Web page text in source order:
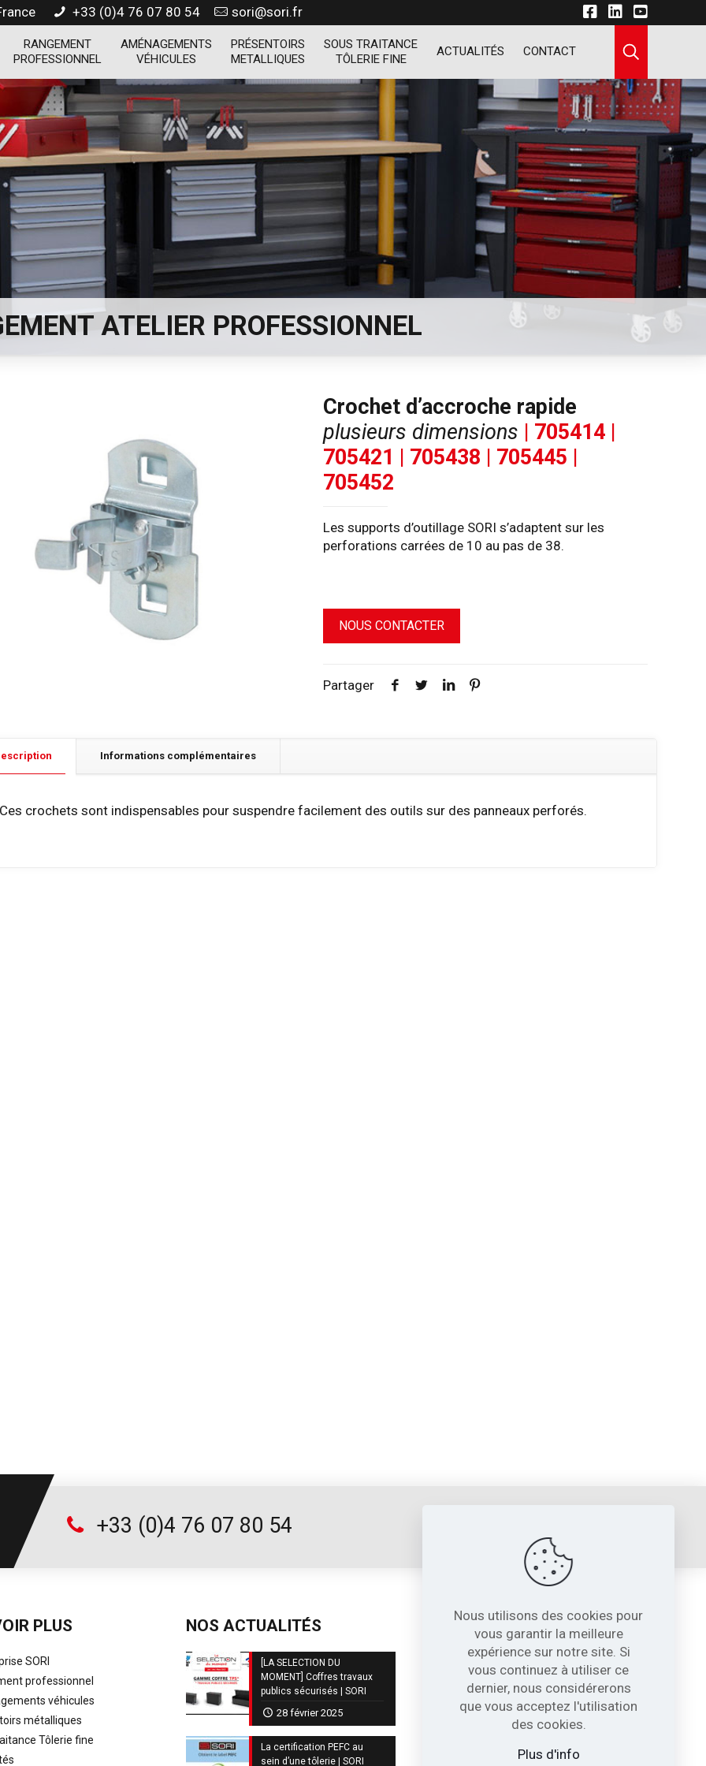
+33 (0)4 76 07 80 54 sori@sori.fr
RANGEMENT
PROFESSIONNEL
AMÉNAGEMENTS
VÉHICULES
PRÉSENTOIRS
METALLIQUES
SOUS TRAITANCE
TÔLERIE FINE
ACTUALITÉS CONTACT
ATELIER PROFESSIONNEL
Crochet d’accroche rapide
plusieurs dimensions | 705414 |
705421 | 705438 | 705445 |
705452
Les supports d’outillage SORI s’adaptent sur les
perforations carrées de 10 au pas de 38.
NOUS CONTACTER
Partager
Informations complémentaires
Ces crochets sont indispensables pour suspendre facilement des outils sur des panneaux perforés.
+33 (0)4 76 07 80 54
PLUS
SORI
professionnel
véhicules
métalliques
Tôlerie fine
NOS ACTUALITÉS
[LA SELECTION DU
MOMENT] Coffres travaux
publics sécurisés | SORI
28 février 2025
La certification PEFC au
sein d’une tôlerie | SORI
NOS COORDONNÉES
717, Avenue de St Quentin
Contre Allée Z.I.
38210 - Tullins France
04 76 07 80 54
Nous utilisons des cookies pour
vous garantir la meilleure
expérience sur notre site. Si
vous continuez à utiliser ce
dernier, nous considérerons
que vous acceptez l'utilisation
des cookies.
Plus d'info